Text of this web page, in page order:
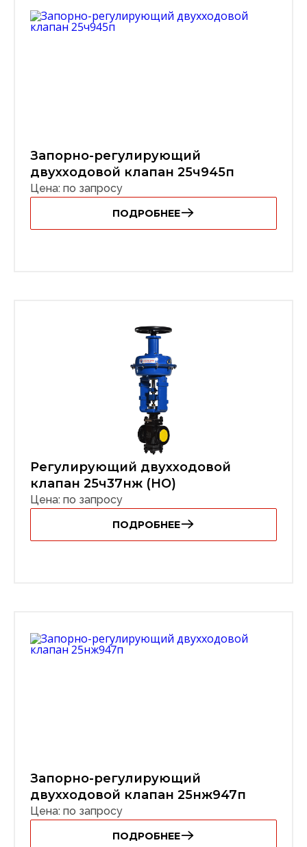
Запорно-регулирующий
двухходовой клапан 25ч945п
Цена: по запросу
ПОДРОБНЕЕ
Регулирующий двухходовой
клапан 25ч37нж (НО)
Цена: по запросу
ПОДРОБНЕЕ
Запорно-регулирующий
двухходовой клапан 25нж947п
Цена: по запросу
ПОДРОБНЕЕ